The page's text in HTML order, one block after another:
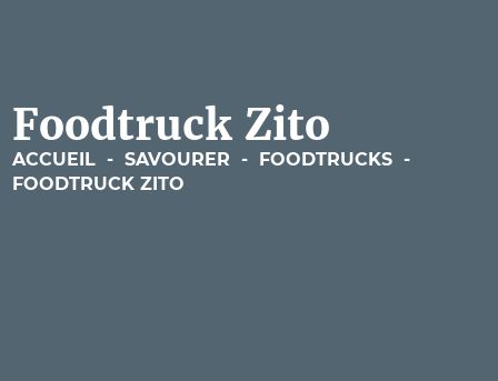
Foodtruck Zito
ACCUEIL - SAVOURER - FOODTRUCKS -
FOODTRUCK ZITO